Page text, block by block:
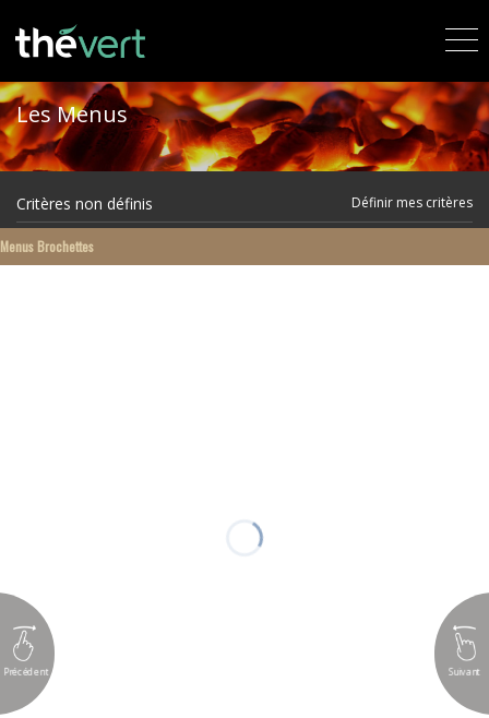
Les Menus
Critères non définis Définir mes critères
Menus Brochettes
Suivant
Précédent